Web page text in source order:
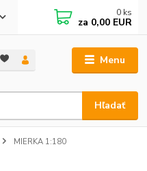
Menu
Hľadať
0 ks
za 0,00 EUR
MIERKA 1:180